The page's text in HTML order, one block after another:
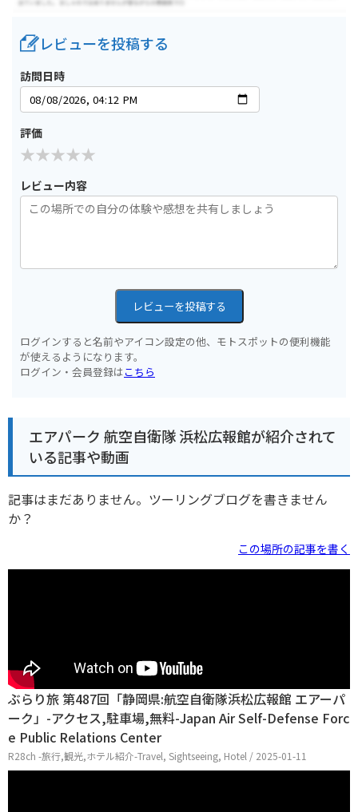
レビューを投稿する
訪問日時
評価
レビュー内容
レビューを投稿する
ログインすると名前やアイコン設定の他、モトスポットの便利機能
が使えるようになります。
ログイン・会員登録はこちら
エアパーク 航空自衛隊 浜松広報館が紹介されて
いる記事や動画
記事はまだありません。ツーリングブログを書きません
か？
この場所の記事を書く
ぶらり旅 第487回「静岡県:航空自衛隊浜松広報館 エアーパ
ーク」-アクセス,駐車場,無料-Japan Air Self-Defense Forc
e Public Relations Center
R28ch -旅行,観光,ホテル紹介-Travel, Sightseeing, Hotel / 2025-01-11